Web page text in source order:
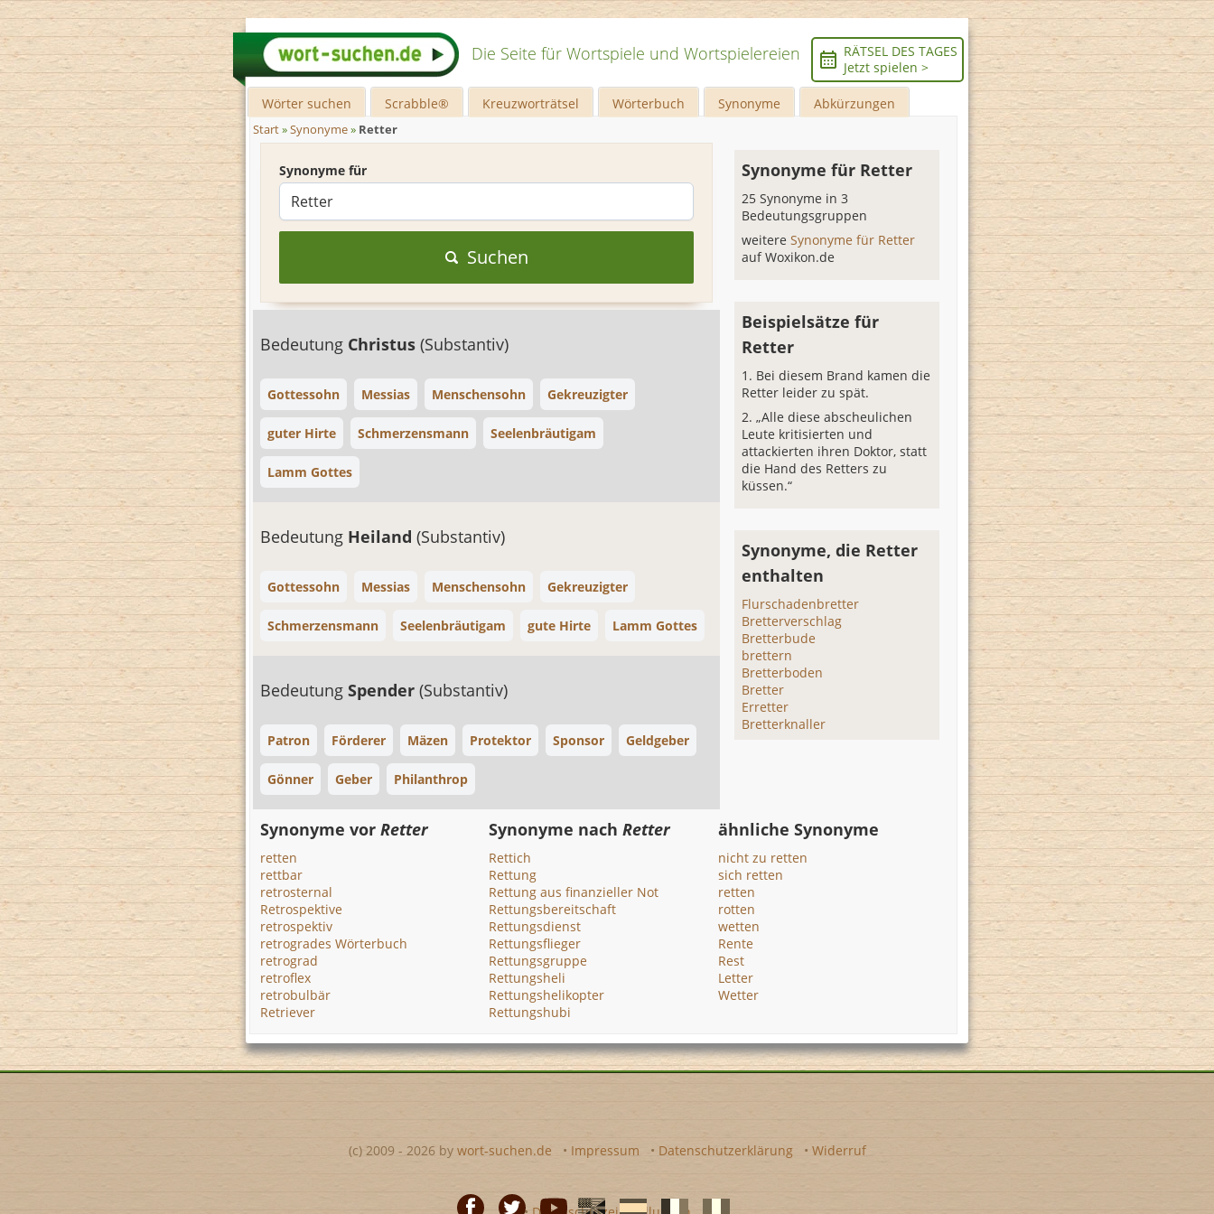
Die Seite für Wortspiele und Wortspielereien
RÄTSEL DES TAGES
Jetzt spielen >
Wörter suchen Scrabble® Kreuzworträtsel Wörterbuch Synonyme Abkürzungen
Start»Synonyme» Retter
Synonyme für
Suchen
Bedeutung Christus (Substantiv)
Gottessohn Messias Menschensohn Gekreuzigter
guter Hirte Schmerzensmann Seelenbräutigam
Lamm Gottes
Bedeutung Heiland (Substantiv)
Gottessohn Messias Menschensohn Gekreuzigter
Schmerzensmann Seelenbräutigam gute Hirte Lamm Gottes
Bedeutung Spender (Substantiv)
Patron Förderer Mäzen Protektor Sponsor Geldgeber
Gönner Geber Philanthrop
Synonyme für Retter
25 Synonyme in 3
Bedeutungsgruppen
weitereSynonyme für Retter
auf Woxikon.de
Beispielsätze für
Retter
Bei diesem Brand kamen die
Retter leider zu spät.
„Alle diese abscheulichen
Leute kritisierten und
attackierten ihren Doktor, statt
die Hand des Retters zu
küssen.“
Synonyme, die Retter
enthalten
Flurschadenbretter
Bretterverschlag
Bretterbude
brettern
Bretterboden
Bretter
Erretter
Bretterknaller
Synonyme vor Retter
retten
rettbar
retrosternal
Retrospektive
retrospektiv
retrogrades Wörterbuch
retrograd
retroflex
retrobulbär
Retriever
Synonyme nachRetter
Rettich
Rettung
Rettung aus finanzieller Not
Rettungsbereitschaft
Rettungsdienst
Rettungsflieger
Rettungsgruppe
Rettungsheli
Rettungshelikopter
Rettungshubi
ähnliche Synonyme
nicht zu retten
sich retten
retten
rotten
wetten
Rente
Rest
Letter
Wetter
(c) 2009 - 2026 by wort-suchen.de • Impressum • Datenschutzerklärung • Widerruf